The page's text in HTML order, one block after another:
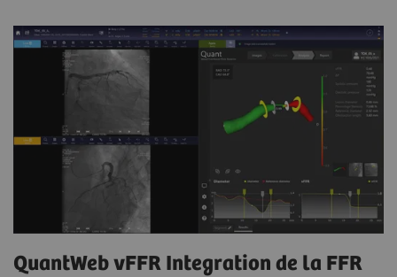
QuantWeb vFFR Integration de la FFR